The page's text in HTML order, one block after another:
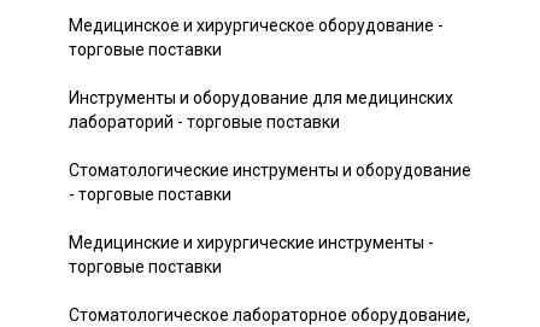
Медицинское и хирургическое оборудование -
торговые поставки
Инструменты и оборудование для медицинских
лабораторий - торговые поставки
Стоматологические инструменты и оборудование
- торговые поставки
Медицинские и хирургические инструменты -
торговые поставки
Стоматологическое лабораторное оборудование,